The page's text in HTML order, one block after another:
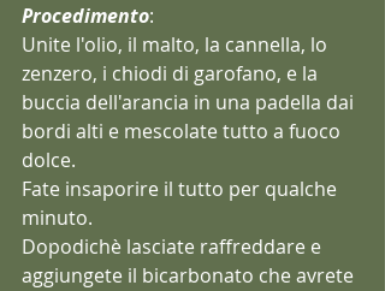
Procedimento:
Unite l'olio, il malto, la cannella, lo
zenzero, i chiodi di garofano, e la
buccia dell'arancia in una padella dai
bordi alti e mescolate tutto a fuoco
dolce.
Fate insaporire il tutto per qualche
minuto.
Dopodichè lasciate raffreddare e
aggiungete il bicarbonato che avrete